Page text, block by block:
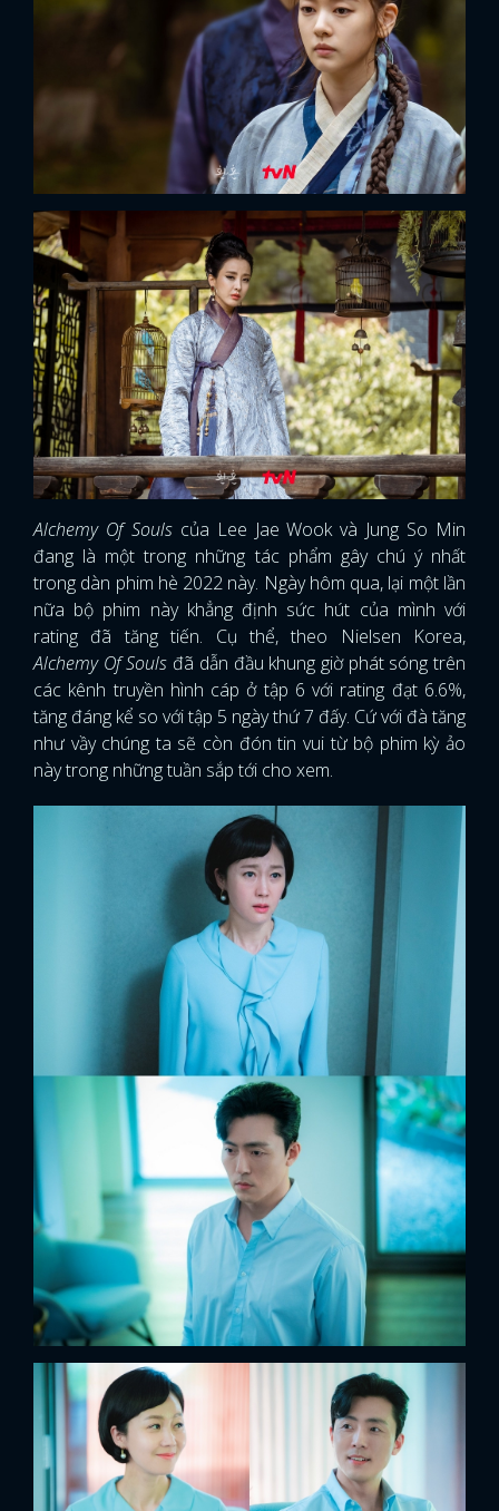
Alchemy Of Soulscủa Lee Jae Wook và Jung So Min
đang là một trong những tác phẩm gây chú ý nhất
trong dàn phim hè 2022 này. Ngày hôm qua, lại một lần
nữa bộ phim này khẳng định sức hút của mình với
rating đã tăng tiến. Cụ thể, theo Nielsen Korea,
Alchemy Of Souls đã dẫn đầu khung giờ phát sóng trên
các kênh truyền hình cáp ở tập 6 với rating đạt 6.6%,
tăng đáng kể so với tập 5 ngày thứ 7 đấy. Cứ với đà tăng
như vầy chúng ta sẽ còn đón tin vui từ bộ phim kỳ ảo
này trong những tuần sắp tới cho xem.